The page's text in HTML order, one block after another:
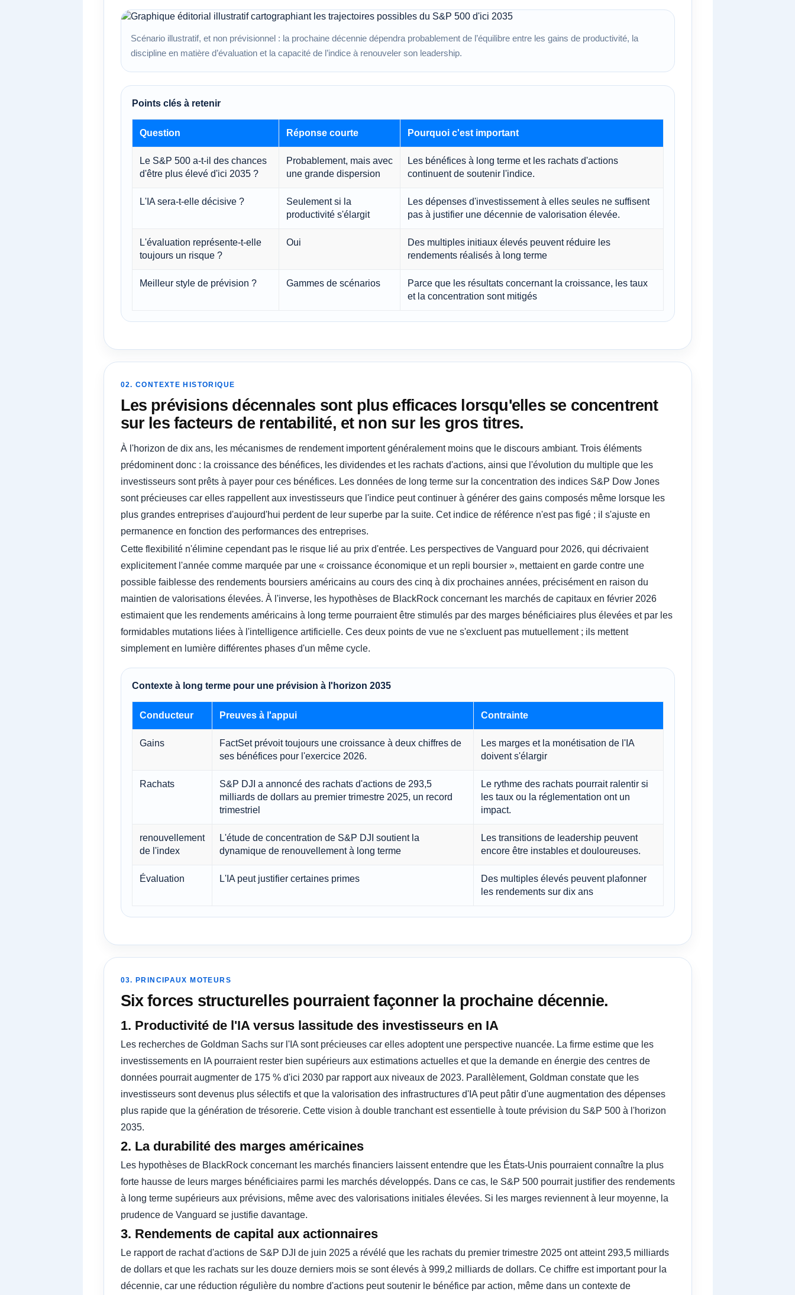
Scénario illustratif, et non prévisionnel : la prochaine décennie dépendra probablement de l’équilibre entre les gains de productivité, la
discipline en matière d’évaluation et la capacité de l’indice à renouveler son leadership.
Points clés à retenir
Question Réponse courte Pourquoi c'est important
Le S&P 500 a-t-il des chances
d'être plus élevé d'ici 2035 ?
Probablement, mais avec
une grande dispersion
Les bénéfices à long terme et les rachats d'actions
continuent de soutenir l'indice.
L'IA sera-t-elle décisive ?
Seulement si la
productivité s'élargit
Les dépenses d'investissement à elles seules ne suffisent
pas à justifier une décennie de valorisation élevée.
L'évaluation représente-t-elle
toujours un risque ?
Oui
Des multiples initiaux élevés peuvent réduire les
rendements réalisés à long terme
Meilleur style de prévision ? Gammes de scénarios
Parce que les résultats concernant la croissance, les taux
et la concentration sont mitigés
02. CONTEXTE HISTORIQUE
Les prévisions décennales sont plus efficaces lorsqu'elles se concentrent
sur les facteurs de rentabilité, et non sur les gros titres.
À l'horizon de dix ans, les mécanismes de rendement importent généralement moins que le discours ambiant. Trois éléments
prédominent donc : la croissance des bénéfices, les dividendes et les rachats d'actions, ainsi que l'évolution du multiple que les
investisseurs sont prêts à payer pour ces bénéfices. Les données de long terme sur la concentration des indices S&P Dow Jones
sont précieuses car elles rappellent aux investisseurs que l'indice peut continuer à générer des gains composés même lorsque les
plus grandes entreprises d'aujourd'hui perdent de leur superbe par la suite. Cet indice de référence n'est pas figé ; il s'ajuste en
permanence en fonction des performances des entreprises.
Cette flexibilité n'élimine cependant pas le risque lié au prix d'entrée. Les perspectives de Vanguard pour 2026, qui décrivaient
explicitement l'année comme marquée par une « croissance économique et un repli boursier », mettaient en garde contre une
possible faiblesse des rendements boursiers américains au cours des cinq à dix prochaines années, précisément en raison du
maintien de valorisations élevées. À l'inverse, les hypothèses de BlackRock concernant les marchés de capitaux en février 2026
estimaient que les rendements américains à long terme pourraient être stimulés par des marges bénéficiaires plus élevées et par les
formidables mutations liées à l'intelligence artificielle. Ces deux points de vue ne s'excluent pas mutuellement ; ils mettent
simplement en lumière différentes phases d'un même cycle.
Contexte à long terme pour une prévision à l'horizon 2035
Conducteur Preuves à l'appui Contrainte
Gains
FactSet prévoit toujours une croissance à deux chiffres de
ses bénéfices pour l'exercice 2026.
Les marges et la monétisation de l'IA
doivent s'élargir
Rachats
S&P DJI a annoncé des rachats d'actions de 293,5
milliards de dollars au premier trimestre 2025, un record
trimestriel
Le rythme des rachats pourrait ralentir si
les taux ou la réglementation ont un
impact.
renouvellement
de l'index
L'étude de concentration de S&P DJI soutient la
dynamique de renouvellement à long terme
Les transitions de leadership peuvent
encore être instables et douloureuses.
Évaluation L'IA peut justifier certaines primes
Des multiples élevés peuvent plafonner
les rendements sur dix ans
03. PRINCIPAUX MOTEURS
Six forces structurelles pourraient façonner la prochaine décennie.
1. Productivité de l'IA versus lassitude des investisseurs en IA
Les recherches de Goldman Sachs sur l'IA sont précieuses car elles adoptent une perspective nuancée. La firme estime que les
investissements en IA pourraient rester bien supérieurs aux estimations actuelles et que la demande en énergie des centres de
données pourrait augmenter de 175 % d'ici 2030 par rapport aux niveaux de 2023. Parallèlement, Goldman constate que les
investisseurs sont devenus plus sélectifs et que la valorisation des infrastructures d'IA peut pâtir d'une augmentation des dépenses
plus rapide que la génération de trésorerie. Cette vision à double tranchant est essentielle à toute prévision du S&P 500 à l'horizon
2035.
2. La durabilité des marges américaines
Les hypothèses de BlackRock concernant les marchés financiers laissent entendre que les États-Unis pourraient connaître la plus
forte hausse de leurs marges bénéficiaires parmi les marchés développés. Dans ce cas, le S&P 500 pourrait justifier des rendements
à long terme supérieurs aux prévisions, même avec des valorisations initiales élevées. Si les marges reviennent à leur moyenne, la
prudence de Vanguard se justifie davantage.
3. Rendements de capital aux actionnaires
Le rapport de rachat d'actions de S&P DJI de juin 2025 a révélé que les rachats du premier trimestre 2025 ont atteint 293,5 milliards
de dollars et que les rachats sur les douze derniers mois se sont élevés à 999,2 milliards de dollars. Ce chiffre est important pour la
décennie, car une réduction régulière du nombre d'actions peut soutenir le bénéfice par action, même dans un contexte de